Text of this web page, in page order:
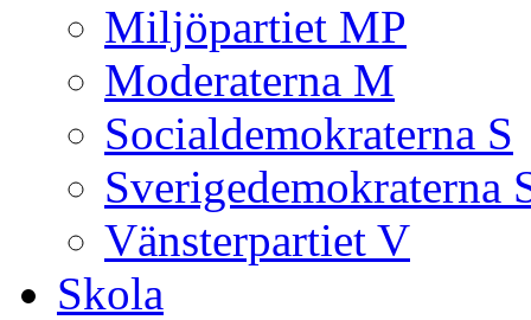
Miljöpartiet MP
Moderaterna M
Socialdemokraterna S
Sverigedemokraterna
Vänsterpartiet V
Skola